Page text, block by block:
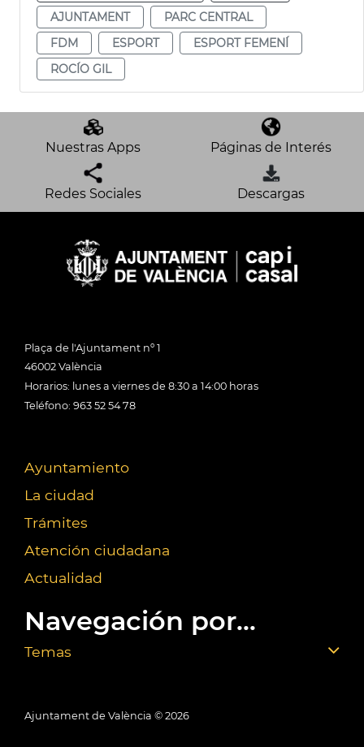
AJUNTAMENT
PARC CENTRAL
FDM
ESPORT
ESPORT FEMENÍ
ROCÍO GIL
Nuestras Apps Páginas de Interés
Redes Sociales Descargas
Plaça de l'Ajuntament nº 1
46002 València
Horarios: lunes a viernes de 8:30 a 14:00 horas
Teléfono: 963 52 54 78
Ayuntamiento
La ciudad
Trámites
Atención ciudadana
Actualidad
Navegación por...
Temas
Ajuntament de València © 2026